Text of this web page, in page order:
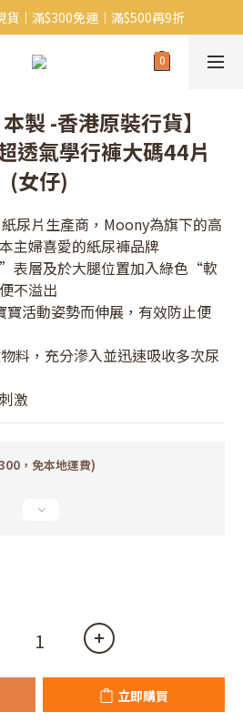
有機蝴蝶麵番貨啦~!
｜滿$300免運｜滿$500再9折
!RICO濕紙巾補貨啦~
製 -香港原裝行貨】
透氣學行褲大碼44片
(女仔)
尿片生產商，Moony為旗下的高
主婦喜愛的紙尿褲品牌
表層及於大腿位置加入綠色“軟
不溢出
活動姿勢而伸展，有效防止便
料，充分滲入並迅速吸收多次尿
激
，免本地運費)
立即購買